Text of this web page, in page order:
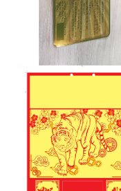
IN DECAL ROYAL